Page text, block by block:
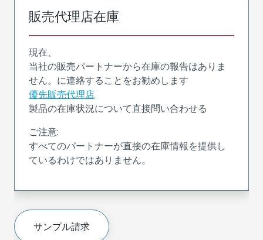
販売代理店在庫
現在、
当社の販売パートナーから在庫の報告はありま
せん。に連絡することをお勧めします
優先販売代理店
製品の在庫状況について直接問い合わせる
ご注意:
すべてのパートナーが直接の在庫情報を提供し
ているわけではありません。
サンプル請求